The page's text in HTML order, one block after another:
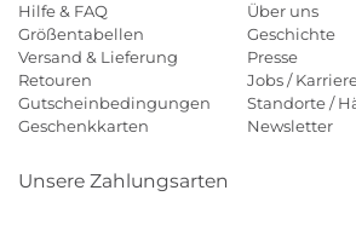
Hilfe & FAQ
Größentabellen
Versand & Lieferung
Retouren
Gutscheinbedingungen
Geschenkkarten
Über uns
Geschichte
Presse
Jobs /
Standorte /
Newsletter
Unsere Zahlungsarten